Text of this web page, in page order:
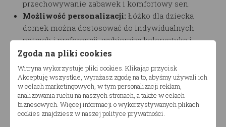
przechowywanie zabawek i komfortowy sen.
Możliwość personalizacji: Łóżko dla dziecka
domek można dostosować do indywidualnych
potrzeb i preferencji, wybierając kolorystykę i
dodatki.
Łatwy montaż:
Łóżko jest łatwe w montażu, dzięki
czemu rodzice mogą szybko stworzyć wymarzoną
przestrzeń dla swojego dziecka.
Łóżko dla dziecka domekto nie tylko mebel, ale
Zgoda na pliki cookies
Witryna wykorzystuje pliki cookies. Klikając przycisk
Akceptuję wszystkie, wyrażasz zgodę na to, abyśmy używali ich
w celach marketingowych, w tym personalizacji reklam,
analizowania ruchu na naszych stronach, a także w celach
biznesowych. Więcej informacji o wykorzystywanych plikach
cookies znajdziesz w naszej polityce prywatności.